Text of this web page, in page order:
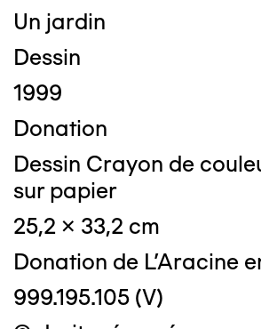
Un jardin
Dessin
1999
Donation
Dessin Crayon de
sur papier
25,2 x 33,2 cm
Donation de L'Aracine
999.195.105 (V)